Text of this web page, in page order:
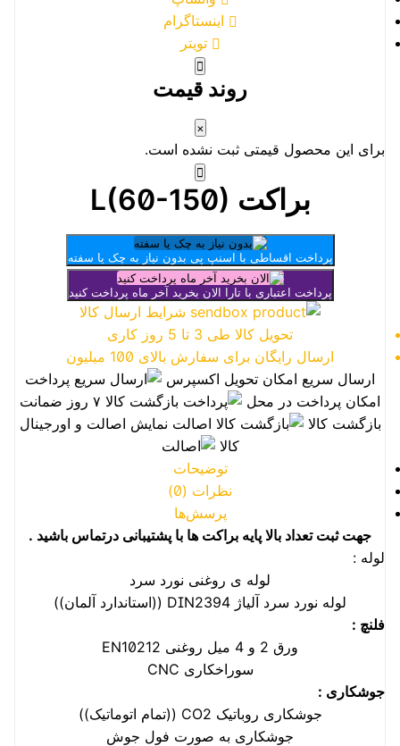
اینستاگرام
تویتر
روند قیمت
×
برای این محصول قیمتی ثبت نشده است.
براکت L(60-150)
پرداخت اقساطی با اسنپ پی بدون نیاز به چک یا سفته
پرداخت اعتباری با تارا الان بخرید آخر ماه پرداخت کنید
شرایط ارسال کالا
تحویل کالا طی 3 تا 5 روز کاری
ارسال رایگان برای سفارش بالای 100 میلیون
ارسال سریع امکان تحویل اکسپرس
پرداخت
امکان پرداخت در محل
بازگشت کالا
۷ روز ضمانت
بازگشت کالا
اصالت نمایش اصالت و اورجینال
کالا
توضیحات
نظرات (0)
پرسش‌ها
جهت ثبت تعداد بالا پایه براکت ها با پشتیبانی درتماس باشید .
لوله :
لوله ی روغنی نورد سرد
لوله نورد سرد آلیاژ DIN2394 ((استاندارد آلمان))
فلنچ :
ورق 2 و 4 میل روغنی EN10212
سوراخکاری CNC
جوشکاری :
جوشکاری روباتیک CO2 ((تمام اتوماتیک))
جوشکاری به صورت فول جوش